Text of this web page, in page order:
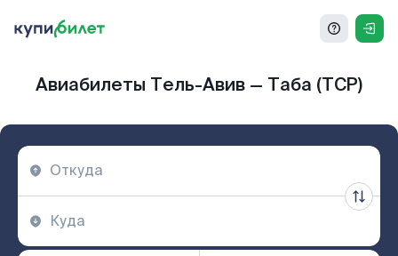
Авиабилеты Тель-Авив — Таба (TCP)